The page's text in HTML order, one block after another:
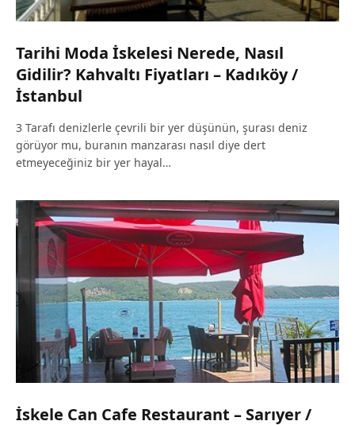
Tarihi Moda İskelesi Nerede, Nasıl
Gidilir? Kahvaltı Fiyatları – Kadıköy /
İstanbul
3 Tarafı denizlerle çevrili bir yer düşünün, şurası deniz
görüyor mu, buranın manzarası nasıl diye dert
etmeyeceğiniz bir yer hayal…
İskele Can Cafe Restaurant – Sarıyer /